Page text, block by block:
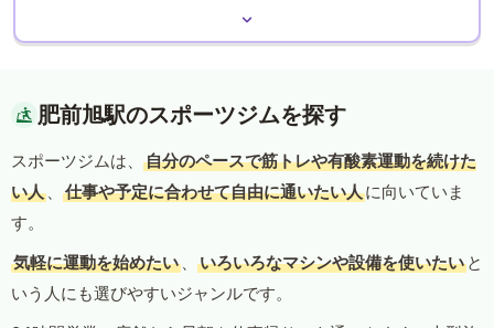
肥前旭駅のスポーツジムを探す
スポーツジムは、
自分のペースで筋トレや有酸素運動を続けた
い人 、 仕事や予定に合わせて自由に通いたい人に向いていま
す。
気軽に運動を始めたい 、 いろいろなマシンや設備を使いたい と
いう人にも選びやすいジャンルです。